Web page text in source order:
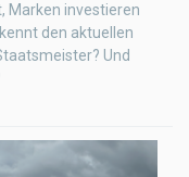
Marken investieren
den aktuellen
Und